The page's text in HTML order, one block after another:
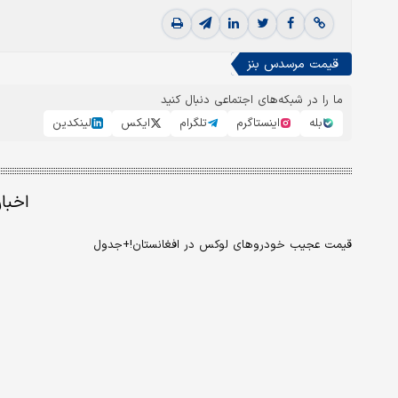
قیمت مرسدس بنز
ما را در شبکه‌های اجتماعی دنبال کنید
بله
اینستاگرم تلگرام ایکس لینکدین
قیمت عجیب خودروهای لوکس در افغانستان!+جدول